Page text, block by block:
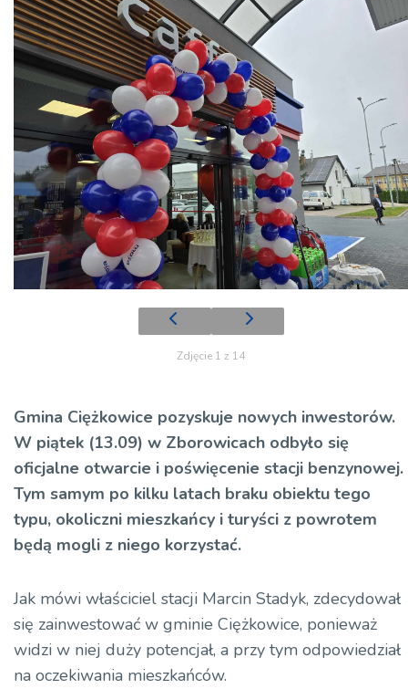
Zdjęcie 1 z 14
Gmina Ciężkowice pozyskuje nowych inwestorów.
W piątek (13.09) w Zborowicach odbyło się
oficjalne otwarcie i poświęcenie stacji benzynowej.
Tym samym po kilku latach braku obiektu tego
typu, okoliczni mieszkańcy i turyści z powrotem
będą mogli z niego korzystać.
Jak mówi właściciel stacji Marcin Stadyk, zdecydował
się zainwestować w gminie Ciężkowice, ponieważ
widzi w niej duży potencjał, a przy tym odpowiedział
na oczekiwania mieszkańców.